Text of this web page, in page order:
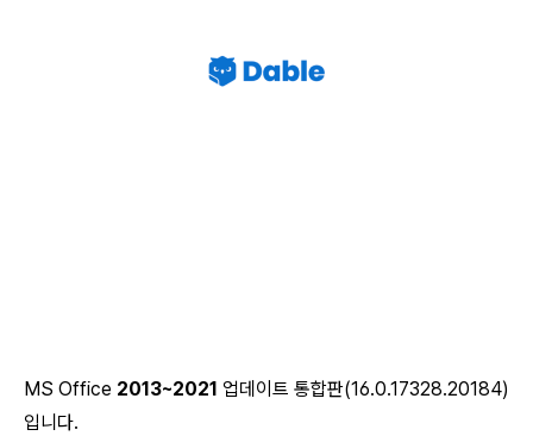
MS Office 2013~2021 업데이트 통합판(16.0.17328.20184)
입니다.